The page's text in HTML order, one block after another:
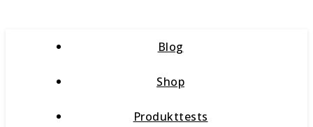
Blog
Shop
Produkttests